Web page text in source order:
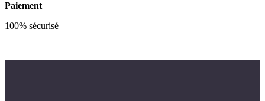
Paiement
100% sécurisé